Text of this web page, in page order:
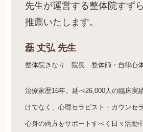
先生が運営する整体院すず
推薦いたします。
磊 丈弘 先生
整体院きなり 院長 整体師・自律心
治療家歴16年。延べ26,000人の臨床実
けでなく、心理セラピスト・カウンセ
心身の両方をサポートすべく日々活動中